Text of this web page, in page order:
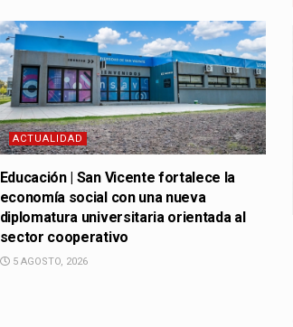
ACTUALIDAD
Educación | San Vicente fortalece la
economía social con una nueva
diplomatura universitaria orientada al
sector cooperativo
5 AGOSTO, 2026